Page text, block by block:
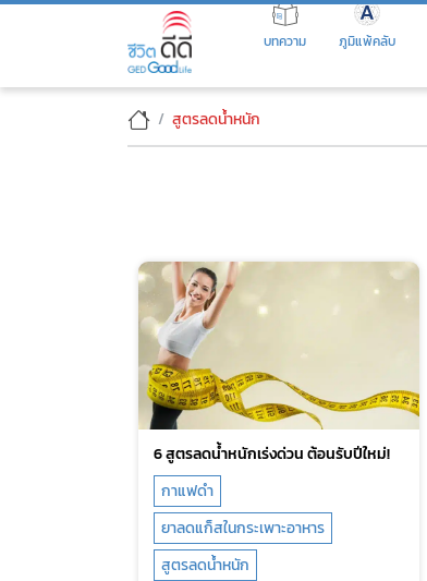
Skip
บทความ ภูมิแพ้คลับ
สูตรลดน้ำหนัก
6 สูตรลดน้ำหนักเร่งด่วน ต้อนรับปีใหม่!
กาแฟดำ
ยาลดแก็สในกระเพาะอาหาร
สูตรลดน้ำหนัก